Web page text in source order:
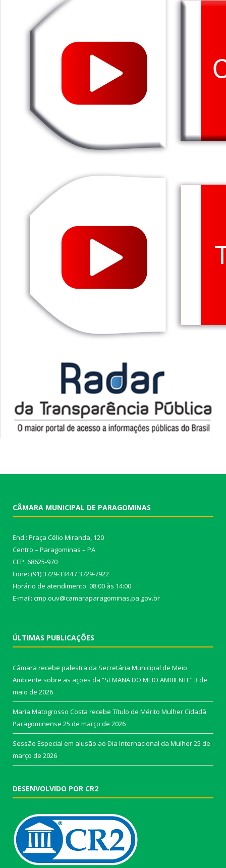
CÂMARA MUNICIPAL DE PARAGOMINAS
End.: Praça Célio Miranda, 120
Centro – Paragominas – PA
CEP: 68625-970
Fone: (91) 3729-3344 / 3729-7922
Horário de atendimento: 08:00 às 14:00
E-mail: cmp.ouv@camaraparagominas.pa.gov.br
ÚLTIMAS PUBLICAÇÕES
Câmara recebe palestra da Secretária Municipal de Meio
Ambiente sobre as ações da “SEMANA DO MEIO AMBIENTE”3 de
maio de 2026
Maria Matogrosso Costa recebe Título de Mérito Mulher Cidadã
Paragominense 25 de março de 2026
Sessão Especial em alusão ao Dia Internacional da Mulher25 de
março de 2026
DESENVOLVIDO POR CR2